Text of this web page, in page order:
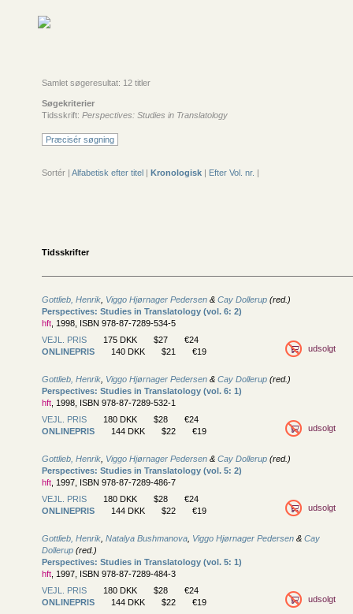
Samlet søgeresultat: 12 titler
Søgekriterier
Tidsskrift: Perspectives: Studies in Translatology
Præcisér søgning
Sortér | Alfabetisk efter titel | Kronologisk | Efter Vol. nr. |
Tidsskrifter
Gottlieb, Henrik Viggo Hjørnager Pedersen & Cay Dollerup (red.)
Perspectives: Studies in Translatology (vol. 6: 2)
hft , 1998, ISBN 978-87-7289-534-5
VEJL. PRIS
175 DKK $27
€24
ONLINEPRIS
140 DKK $21 €19 udsolgt
Gottlieb, Henrik Viggo Hjørnager Pedersen & Cay Dollerup (red.)
Perspectives: Studies in Translatology (vol. 6: 1)
hft , 1998, ISBN 978-87-7289-532-1
VEJL. PRIS
180 DKK $28
€24
ONLINEPRIS
144 DKK $22 €19 udsolgt
Gottlieb, Henrik Viggo Hjørnager Pedersen & Cay Dollerup (red.)
Perspectives: Studies in Translatology (vol. 5: 2)
hft , 1997, ISBN 978-87-7289-486-7
VEJL. PRIS
180 DKK $28
€24
ONLINEPRIS
144 DKK $22 €19 udsolgt
Gottlieb, Henrik Natalya Bushmanova Viggo Hjørnager Pedersen & Cay
Dollerup (red.)
Perspectives: Studies in Translatology (vol. 5: 1)
hft , 1997, ISBN 978-87-7289-484-3
VEJL. PRIS
180 DKK $28
€24
ONLINEPRIS
144 DKK $22 €19 udsolgt